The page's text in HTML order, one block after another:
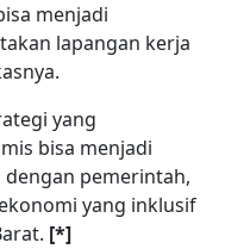
menjadi
lapangan kerja
yang
bisa menjadi
pemerintah,
yang inklusif
[*]